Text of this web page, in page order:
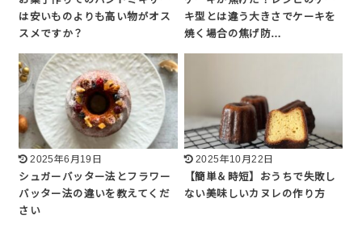
は安いものよりも高い物がオス
スメですか？
キ型とは違う大きさでケーキを
焼く場合の焦げ防…
2025年6月19日
シュガーバッター法とフラワー
バッター法の違いを教えてくだ
さい
2025年10月22日
【簡単＆時短】おうちで失敗し
ない美味しいカヌレの作り方